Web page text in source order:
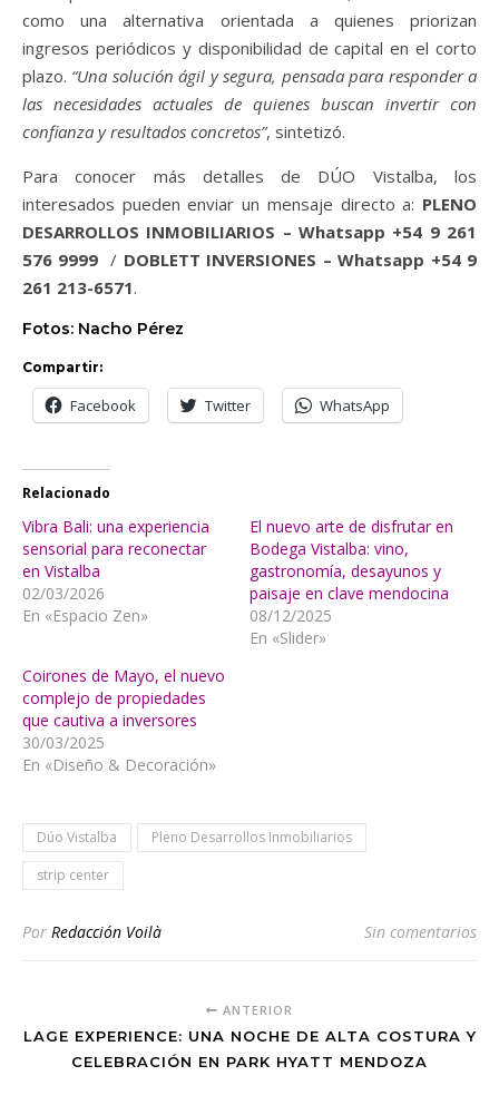
como una alternativa orientada a quienes priorizan
ingresos periódicos y disponibilidad de capital en el corto
plazo. “Una solución ágil y segura, pensada para responder a
las necesidades actuales de quienes buscan invertir con
confianza y resultados concretos”, sintetizó.
Para conocer más detalles de DÚO Vistalba, los
interesados pueden enviar un mensaje directo a: PLENO
DESARROLLOS INMOBILIARIOS – Whatsapp +54 9 261
576 9999 / DOBLETT INVERSIONES – Whatsapp +54 9
261 213-6571.
Fotos: Nacho Pérez
Compartir:
Facebook Twitter WhatsApp
Relacionado
Vibra Bali: una experiencia
sensorial para reconectar
en Vistalba
02/03/2026
En «Espacio Zen»
El nuevo arte de disfrutar en
Bodega Vistalba: vino,
gastronomía, desayunos y
paisaje en clave mendocina
08/12/2025
En «Slider»
Coirones de Mayo, el nuevo
complejo de propiedades
que cautiva a inversores
30/03/2025
En «Diseño & Decoración»
Dúo Vistalba
Pleno Desarrollos Inmobiliarios
strip center
Por Redacción Voilà Sin comentarios
ANTERIOR
LAGE EXPERIENCE: UNA NOCHE DE ALTA COSTURA Y
CELEBRACIÓN EN PARK HYATT MENDOZA